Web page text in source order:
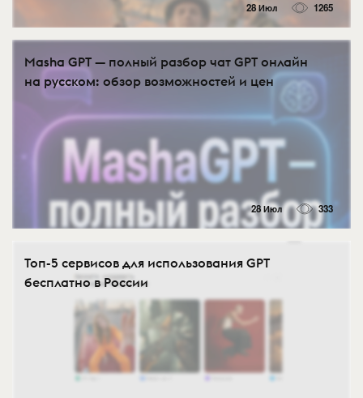
28 Июл 1265
Masha GPT — полный разбор чат GPT онлайн
на русском: обзор возможностей и цен
28 Июл 333
Топ-5 сервисов для использования GPT
бесплатно в России